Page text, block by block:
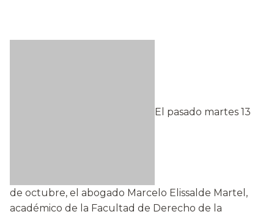
El pasado martes 13
de octubre, el abogado Marcelo Elissalde Martel,
académico de la Facultad de Derecho de la